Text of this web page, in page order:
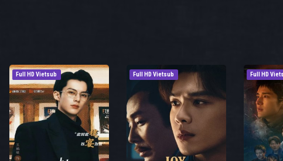
Full HD Vietsub Full HD Vietsub Full HD